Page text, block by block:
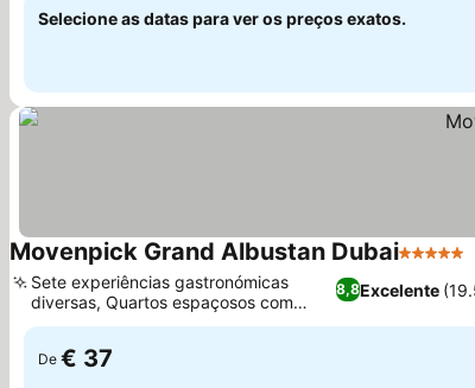
Selecione as datas para ver os preços exatos.
Movenpick Grand Albustan Dubai5 Estrelas
8,8Excelente
Sete experiências gastronómicas
diversas, Quartos espaçosos com
design exclusivo
De € 37